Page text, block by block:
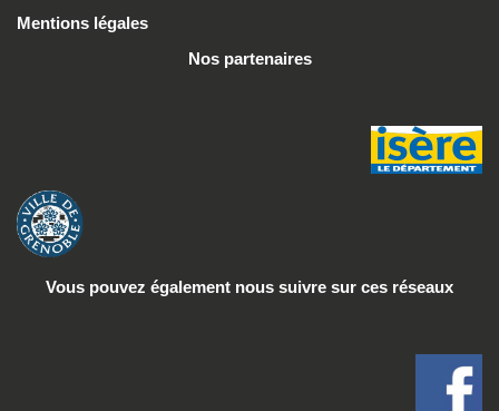
Mentions légales
Nos partenaires
Vous pouvez également nous suivre sur ces réseaux